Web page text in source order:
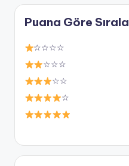
Puana Göre Sırala
☆☆☆☆
☆☆☆
☆☆
☆